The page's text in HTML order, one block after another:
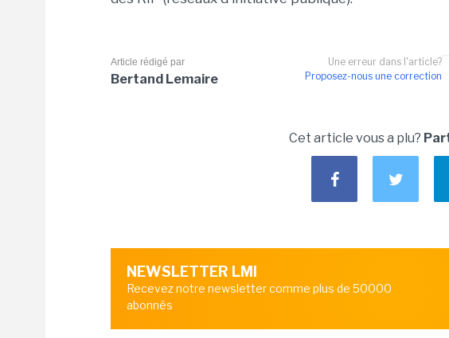
Une erreur dans l'article?
Proposez-nous une correction
Article rédigé par
Bertand Lemaire
Cet article vous a plu?
NEWSLETTER LMI
Recevez notre newsletter comme plus de 50000
abonnés